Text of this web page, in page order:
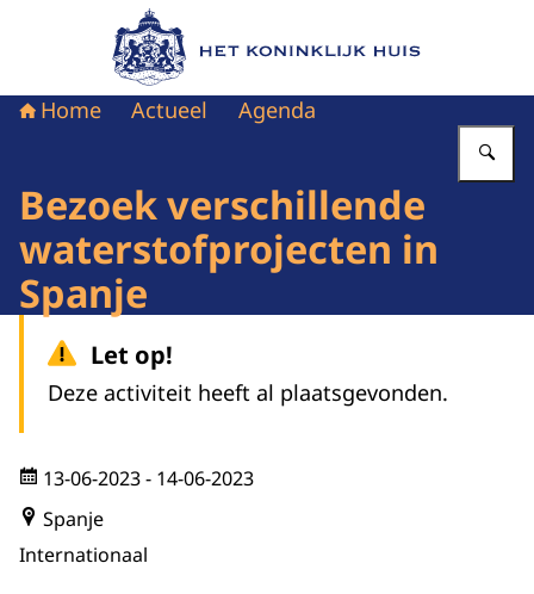
Naar de homepage van Het Koninklijk Huis
Home Actueel Agenda
Bezoek verschillende
waterstofprojecten in
Spanje
Let op!
Deze activiteit heeft al plaatsgevonden.
13-06-2023- 14-06-2023
Spanje
Internationaal